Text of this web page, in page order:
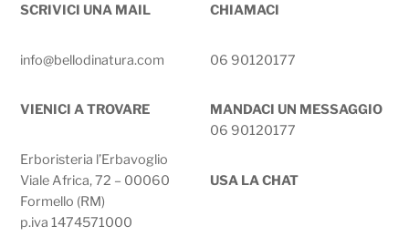
SCRIVICI UNA MAIL
info@bellodinatura.com
CHIAMACI
06 90120177
VIENICI A TROVARE
Erboristeria l’Erbavoglio
Viale Africa, 72 – 00060
Formello (RM)
p.iva 1474571000
MANDACI UN MESSAGGIO
06 90120177
USA LA CHAT